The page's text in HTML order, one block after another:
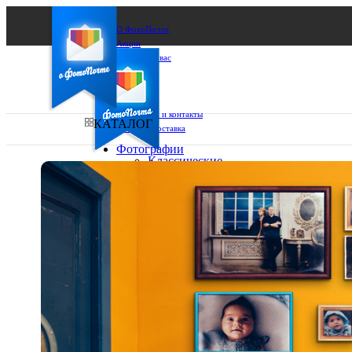
О ФотоПочте
Акции
Сделаем за вас
Бизнесу
FAQ
Франшиза
Поддержка и контакты
Оплата и доставка
Ваш город:
Выберите из списка:
КАТАЛОГ
Фотографии
Классические
10х10
10х15
15х15
15х20
20х20
20х30
30х30
30х40